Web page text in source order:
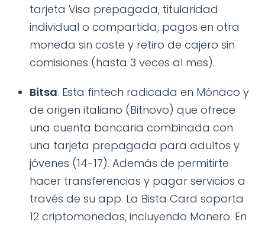
tarjeta Visa prepagada, titularidad
individual o compartida, pagos en otra
moneda sin coste y retiro de cajero sin
comisiones (hasta 3 veces al mes).
Bitsa. Esta fintech radicada en Mónaco y
de origen italiano (Bitnovo) que ofrece
una cuenta bancaria combinada con
una tarjeta prepagada para adultos y
jóvenes (14-17). Además de permitirte
hacer transferencias y pagar servicios a
través de su app. La Bista Card soporta
12 criptomonedas, incluyendo Monero. En